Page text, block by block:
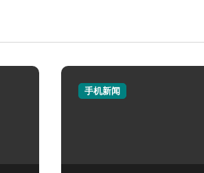
手机新闻